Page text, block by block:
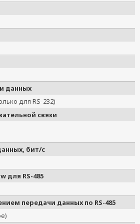
данных
для RS-232)
связи
бит/с
для RS-485
передачи данных по RS-485